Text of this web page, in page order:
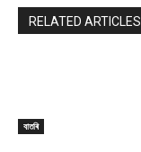
RELATED ARTICLES
বাতৰি